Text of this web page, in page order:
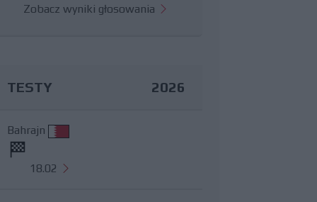
Zobacz wyniki głosowania
TESTY 2026
Bahrajn
18.02